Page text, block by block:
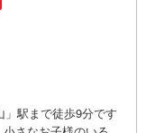
駅まで徒歩9分です